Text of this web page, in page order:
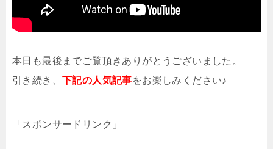
本日も最後までご覧頂きありがとうございました。
引き続き、 下記の人気記事をお楽しみください♪
「スポンサードリンク」